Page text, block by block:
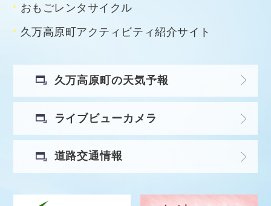
おもごレンタサイクル
久万高原町アクティビティ紹介サイト
久万高原町の天気予報
ライブビューカメラ
道路交通情報